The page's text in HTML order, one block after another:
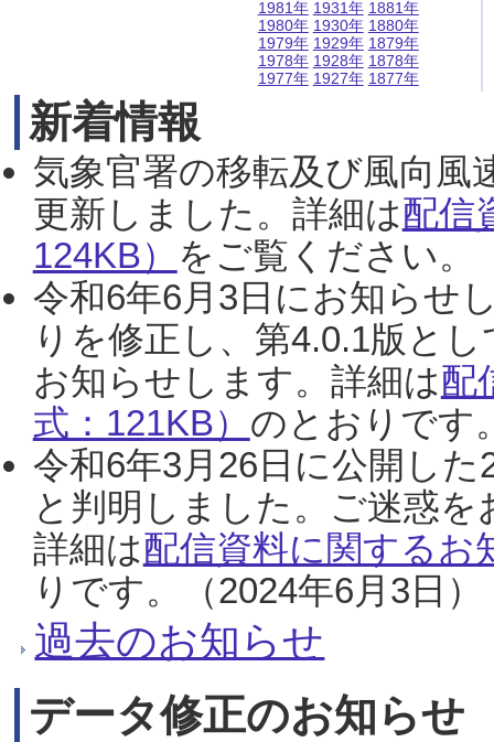
1981年
1980年
1979年
1978年
1977年
1931年
1930年
1929年
1928年
1927年
1881年
1880年
1879年
1878年
1877年
新着情報
気象官署の移転及び風向風
更新しました。詳細は配信
124KB） をご覧ください。
令和6年6月3日にお知らせ
りを修正し、第4.0.1版と
お知らせします。詳細は配
式：121KB） のとおりです
令和6年3月26日に公開し
と判明しました。ご迷惑
詳細は配信資料に関するお
りです。（2024年6月3日）
過去のお知らせ
データ修正のお知らせ